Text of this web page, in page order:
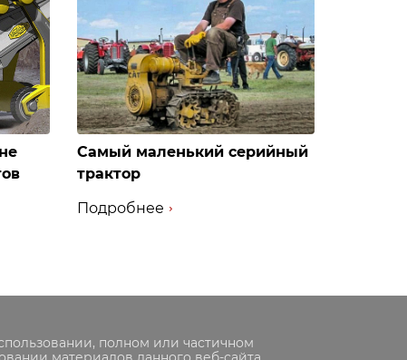
Самый маленький серийный
трактор
Подробнее
полном или частичном